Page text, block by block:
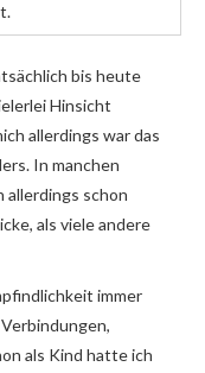
bis heute
Hinsicht
allerdings war das
In manchen
allerdings schon
als viele andere
immer
als Kind hatte ich